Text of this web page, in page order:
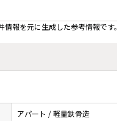
報を元に生成した参考情報です。
アパート / 軽量鉄骨造